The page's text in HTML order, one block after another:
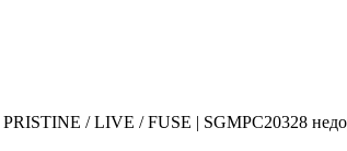
/ LIVE / FUSE | SGMPC20328